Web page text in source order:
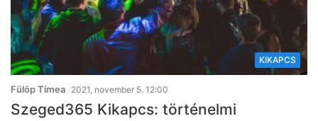
KIKAPCS
Fülöp Tímea 2021, november 5. 12:00
Szeged365 Kikapcs: történelmi